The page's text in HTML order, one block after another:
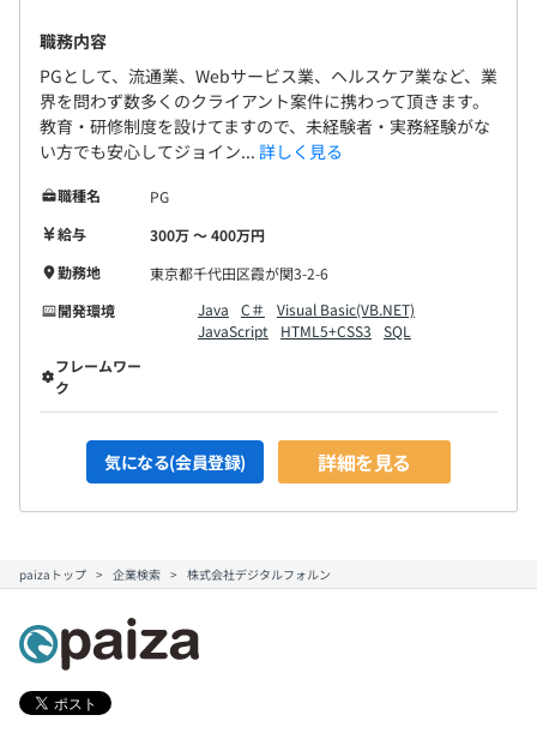
職務内容
PGとして、流通業、Webサービス業、ヘルスケア業など、業
界を問わず数多くのクライアント案件に携わって頂きます。
教育・研修制度を設けてますので、未経験者・実務経験がな
い方でも安心してジョイン... 詳しく見る
職種名
PG
給与
300万 〜 400万円
勤務地
東京都千代田区霞が関3-2-6
開発環境
Java C＃
Visual Basic(VB.NET)
JavaScript
HTML5+CSS3
SQL
フレームワー
ク
気になる(会員登録) 詳細を見る
paizaトップ 企業検索 株式会社デジタルフォルン